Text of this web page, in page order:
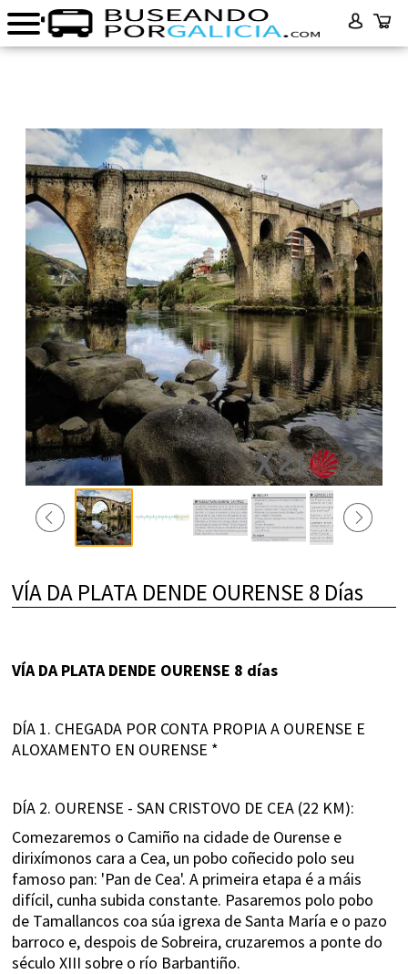
VÍA DA PLATA DENDE OURENSE 8 Días
VÍA DA PLATA DENDE OURENSE 8 días
DÍA 1. CHEGADA POR CONTA PROPIA A OURENSE E
ALOXAMENTO EN OURENSE *
DÍA 2. OURENSE - SAN CRISTOVO DE CEA (22 KM):
Comezaremos o Camiño na cidade de Ourense e
dirixímonos cara a Cea, un pobo coñecido polo seu
famoso pan: 'Pan de Cea'. A primeira etapa é a máis
difícil, cunha subida constante. Pasaremos polo pobo
de Tamallancos coa súa igrexa de Santa María e o pazo
barroco e, despois de Sobreira, cruzaremos a ponte do
século XIII sobre o río Barbantiño.